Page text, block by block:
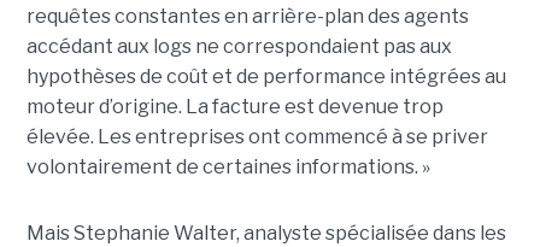
requêtes constantes en arrière-plan des agents
accédant aux logs ne correspondaient pas aux
hypothèses de coût et de performance intégrées au
moteur d’origine. La facture est devenue trop
élevée. Les entreprises ont commencé à se priver
volontairement de certaines informations. »
Mais Stephanie Walter, analyste spécialisée dans les